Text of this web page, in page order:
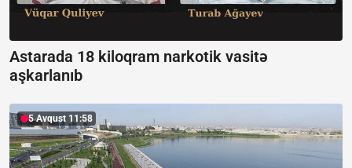
Astarada 18 kiloqram narkotik vasitə
aşkarlanıb
5 Avqust 11:58